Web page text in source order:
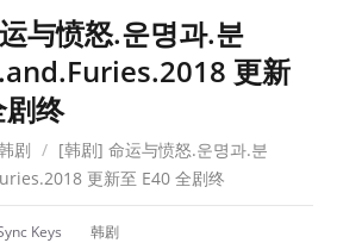
与愤怒.운명과.분
更新
剧终
剧 / [韩剧] 命运与愤怒.운명과.분
更新至 E40 全剧终
Keys 韩剧